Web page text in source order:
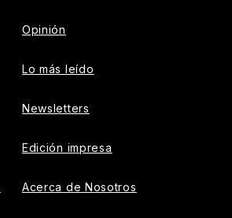
Opinión
Lo más leído
Newsletters
Edición impresa
Acerca de Nosotros